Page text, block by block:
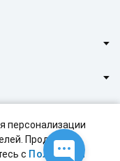
персонализации
Продолжая
с Политикой